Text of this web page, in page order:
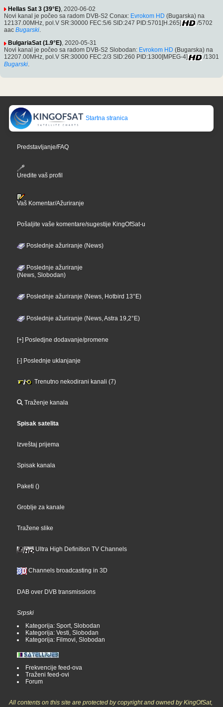
Hellas Sat 3 (39°E), 2020-06-02
Novi kanal je počeo sa radom DVB-S2 Conax: Evrokom HD (Bugarska) na
12137.00MHz, pol.V SR:30000 FEC:5/6 SID:247 PID:5701[H.265]
/5702
aac Bugarski.
BulgariaSat (1.9°E), 2020-05-31
Novi kanal je počeo sa radom DVB-S2 Slobodan: Evrokom HD (Bugarska) na
12207.00MHz, pol.V SR:30000 FEC:2/3 SID:260 PID:1300[MPEG-4]
/1301
Bugarski
Startna stranica
Predstavljanje/FAQ
Uredite vaš profil
Vaš Komentar/Ažuriranje
Pošaljite vaše komentare/sugestije KingOfSat-u
Poslednje ažuriranje (News)
Poslednje ažuriranje
(News, Slobodan)
Poslednje ažuriranje (News, Hotbird 13°E)
Poslednje ažuriranje (News, Astra 19,2°E)
[+] Posledjne dodavanje/promene
[-] Poslednje uklanjanje
Trenutno nekodirani kanali (7)
Traženje kanala
Spisak satelita
Izveštaj prijema
Spisak kanala
Paketi ()
Groblje za kanale
Tražene slike
Ultra High Definition TV Channels
Channels broadcasting in 3D
DAB over DVB transmissions
Srpski
Kategorija: Sport, Slobodan
Kategorija: Vesti, Slobodan
Kategorija: Filmovi, Slobodan
Frekvencije feed-ova
Traženi feed-ovi
Forum
All contents on this site are protected by copyright and owned by KingOfSat,